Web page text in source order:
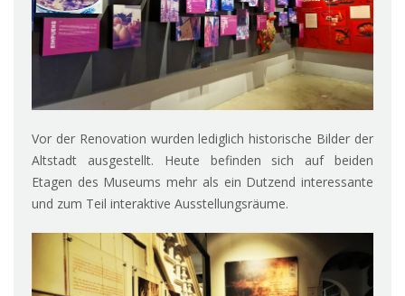
Vor der Renovation wurden lediglich historische Bilder der
Altstadt ausgestellt. Heute befinden sich auf beiden
Etagen des Museums mehr als ein Dutzend interessante
und zum Teil interaktive Ausstellungsräume.